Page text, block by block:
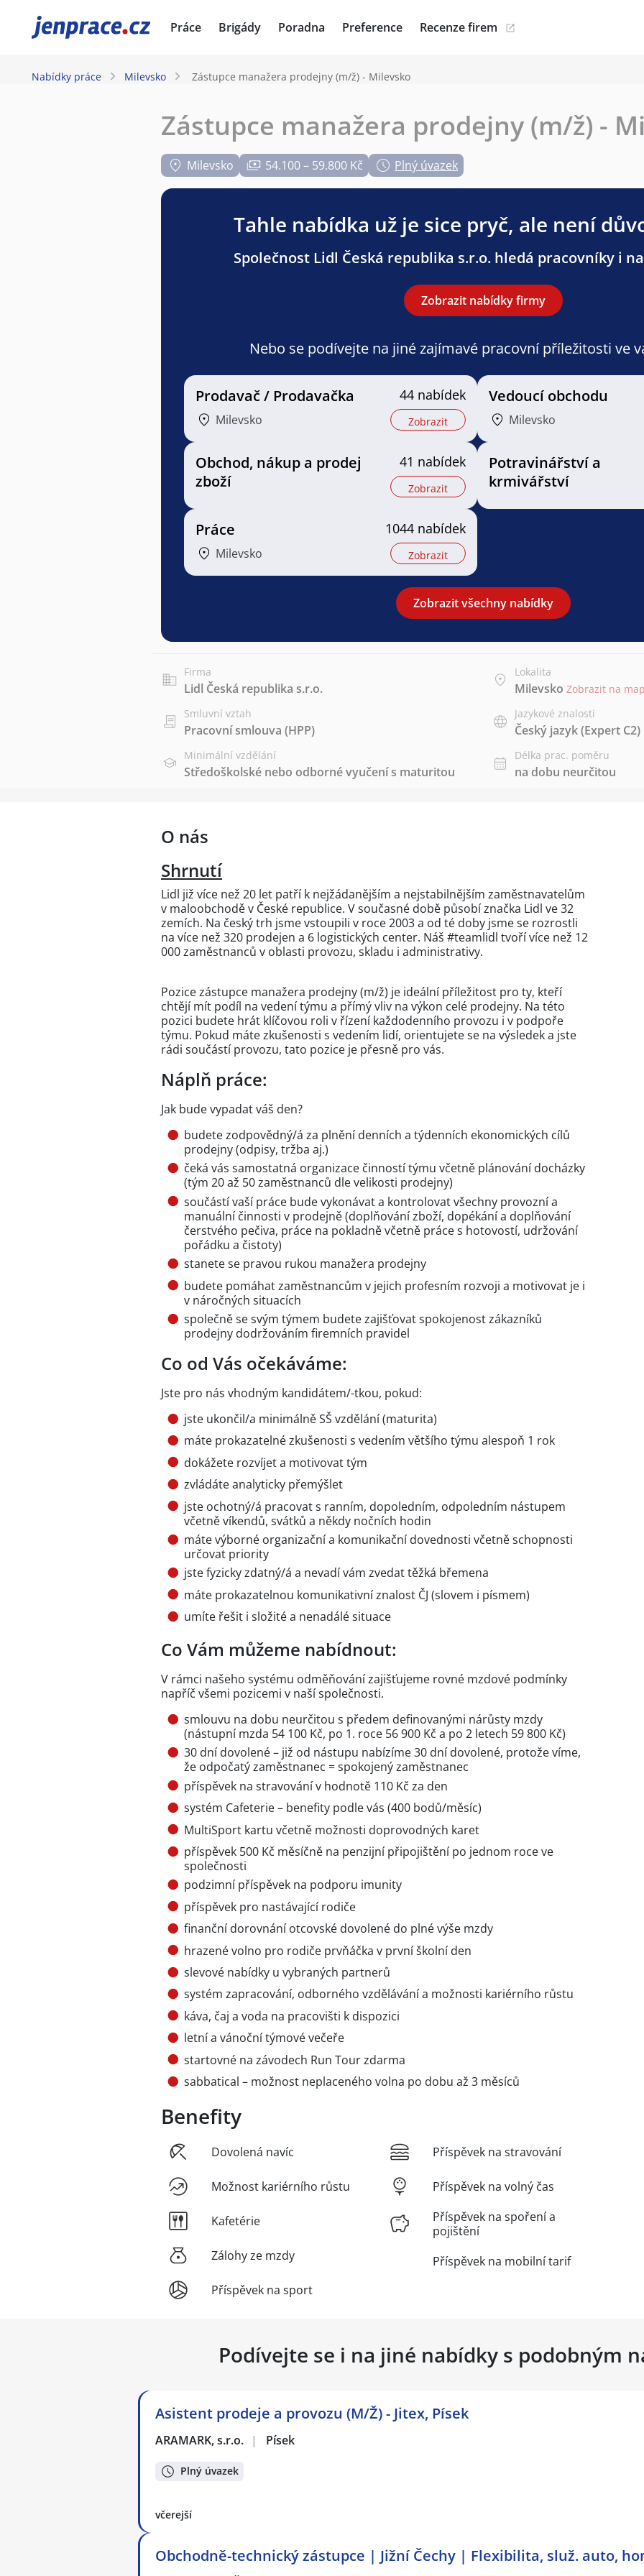
JenPráce.cz Práce Brigády Poradna Preference Recenze firem
Nabídky práce Milevsko Zástupce manažera prodejny (m/ž) - Milevsko
Zástupce manažera prodejny (m/ž) -
Milevsko 54.100 – 59.800 Kč Plný úvazek
Tahle nabídka už je sice pryč, ale není
Společnost Lidl Česká republika s.r.o. hledá pracovníky i
Zobrazit nabídky firmy
Nebo se podívejte na jiné zajímavé pracovní příležitosti ve
Prodavač / Prodavačka
Milevsko
44 nabídek
Zobrazit
Vedoucí obchodu
Milevsko
Obchod, nákup a prodej
zboží
41 nabídek
Zobrazit
Potravinářství a
krmivářství
Práce
Milevsko
1044 nabídek
Zobrazit
Zobrazit všechny nabídky
Firma
Lidl Česká republika s.r.o.
Lokalita
Milevsko Zobrazit na
Smluvní vztah
Pracovní smlouva (HPP)
Jazykové znalosti
Český jazyk(Expert C2)
Minimální vzdělání
Středoškolské nebo odborné vyučení s maturitou
Délka prac. poměru
na dobu neurčitou
O nás
Shrnutí
Lidl již více než 20 let patří k nejžádanějším a nejstabilnějším zaměstnavatelům
v maloobchodě v České republice. V současné době působí značka Lidl ve 32
zemích. Na český trh jsme vstoupili v roce 2003 a od té doby jsme se rozrostli
na více než 320 prodejen a 6 logistických center. Náš #teamlidl tvoří více než 12
000 zaměstnanců v oblasti provozu, skladu i administrativy.
Pozice zástupce manažera prodejny (m/ž) je ideální příležitost pro ty, kteří
chtějí mít podíl na vedení týmu a přímý vliv na výkon celé prodejny. Na této
pozici budete hrát klíčovou roli v řízení každodenního provozu i v podpoře
týmu. Pokud máte zkušenosti s vedením lidí, orientujete se na výsledek a jste
rádi součástí provozu, tato pozice je přesně pro vás.
Náplň práce:
Jak bude vypadat váš den?
budete zodpovědný/á za plnění denních a týdenních ekonomických cílů
prodejny (odpisy, tržba aj.)
čeká vás samostatná organizace činností týmu včetně plánování docházky
(tým 20 až 50 zaměstnanců dle velikosti prodejny)
součástí vaší práce bude vykonávat a kontrolovat všechny provozní a
manuální činnosti v prodejně (doplňování zboží, dopékání a doplňování
čerstvého pečiva, práce na pokladně včetně práce s hotovostí, udržování
pořádku a čistoty)
stanete se pravou rukou manažera prodejny
budete pomáhat zaměstnancům v jejich profesním rozvoji a motivovat je i
v náročných situacích
společně se svým týmem budete zajišťovat spokojenost zákazníků
prodejny dodržováním firemních pravidel
Co od Vás očekáváme:
Jste pro nás vhodným kandidátem/-tkou, pokud:
jste ukončil/a minimálně SŠ vzdělání (maturita)
máte prokazatelné zkušenosti s vedením většího týmu alespoň 1 rok
dokážete rozvíjet a motivovat tým
zvládáte analyticky přemýšlet
jste ochotný/á pracovat s ranním, dopoledním, odpoledním nástupem
včetně víkendů, svátků a někdy nočních hodin
máte výborné organizační a komunikační dovednosti včetně schopnosti
určovat priority
jste fyzicky zdatný/á a nevadí vám zvedat těžká břemena
máte prokazatelnou komunikativní znalost ČJ (slovem i písmem)
umíte řešit i složité a nenadálé situace
Co Vám můžeme nabídnout:
V rámci našeho systému odměňování zajišťujeme rovné mzdové podmínky
napříč všemi pozicemi v naší společnosti.
smlouvu na dobu neurčitou s předem definovanými nárůsty mzdy
(nástupní mzda 54 100 Kč, po 1. roce 56 900 Kč a po 2 letech 59 800 Kč)
30 dní dovolené – již od nástupu nabízíme 30 dní dovolené, protože víme,
že odpočatý zaměstnanec = spokojený zaměstnanec
příspěvek na stravování v hodnotě 110 Kč za den
systém Cafeterie – benefity podle vás (400 bodů/měsíc)
MultiSport kartu včetně možnosti doprovodných karet
příspěvek 500 Kč měsíčně na penzijní připojištění po jednom roce ve
společnosti
podzimní příspěvek na podporu imunity
příspěvek pro nastávající rodiče
finanční dorovnání otcovské dovolené do plné výše mzdy
hrazené volno pro rodiče prvňáčka v první školní den
slevové nabídky u vybraných partnerů
systém zapracování, odborného vzdělávání a možnosti kariérního růstu
káva, čaj a voda na pracovišti k dispozici
letní a vánoční týmové večeře
startovné na závodech Run Tour zdarma
sabbatical – možnost neplaceného volna po dobu až 3 měsíců
Benefity
Dovolená navíc
Možnost kariérního růstu
Kafetérie
Zálohy ze mzdy
Příspěvek na sport
Příspěvek na stravování
Příspěvek na volný čas
Příspěvek na spoření a
pojištění
Příspěvek na mobilní tarif
Podívejte se i na jiné nabídky s podobným
Asistent prodeje a provozu (M/Ž) - Jitex, Písek
ARAMARK, s.r.o. | Písek
Plný úvazek
včerejší
Obchodně-technický zástupce | Jižní Čechy | Flexibilita, služ. auto,